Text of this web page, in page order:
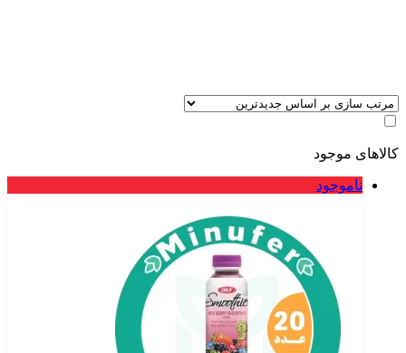
کالاهای موجود
ناموجود